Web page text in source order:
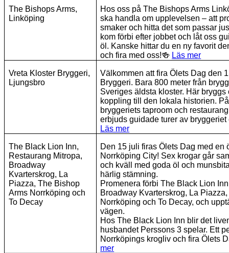
The Bishops Arms,
Linköping
Hos oss på The Bishops Arms
ska handla om upplevelsen – att
smaker och hitta det som passar
kom förbi efter jobbet och låt oss
öl. Kanske hittar du en ny favorit
och fira med oss!🍻 Läs mer
Vreta Kloster Bryggeri,
Ljungsbro
Välkommen att fira Ölets Dag den
Bryggeri. Bara 800 meter från
Sveriges äldsta kloster. Här
koppling till den lokala historien.
bryggeriets taproom och
erbjuds guidade turer av
Läs mer
The Black Lion Inn,
Restaurang Mitropa,
Broadway
Kvarterskrog, La
Piazza, The Bishop
Arms Norrköping och
To Decay
Den 15 juli firas Ölets Dag med en
Norrköping City! Sex krogar går
och kväll med goda öl och
härlig stämning.
Promenera förbi The Black Lion
Broadway Kvarterskrog, La
Norrköping och To Decay, och
vägen.
Hos The Black Lion Inn blir det
husbandet Perssons 3 spelar. Ett
Norrköpings krogliv och fira Ölets
mer